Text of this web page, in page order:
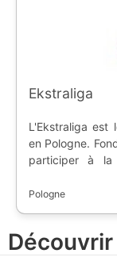
Ekstraliga
L'Ekstraliga est
en Pologne.
participer à
Pologne